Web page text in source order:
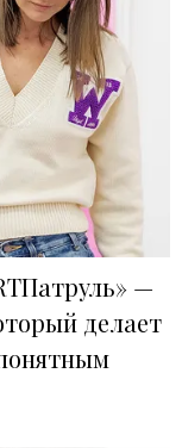
—
делает